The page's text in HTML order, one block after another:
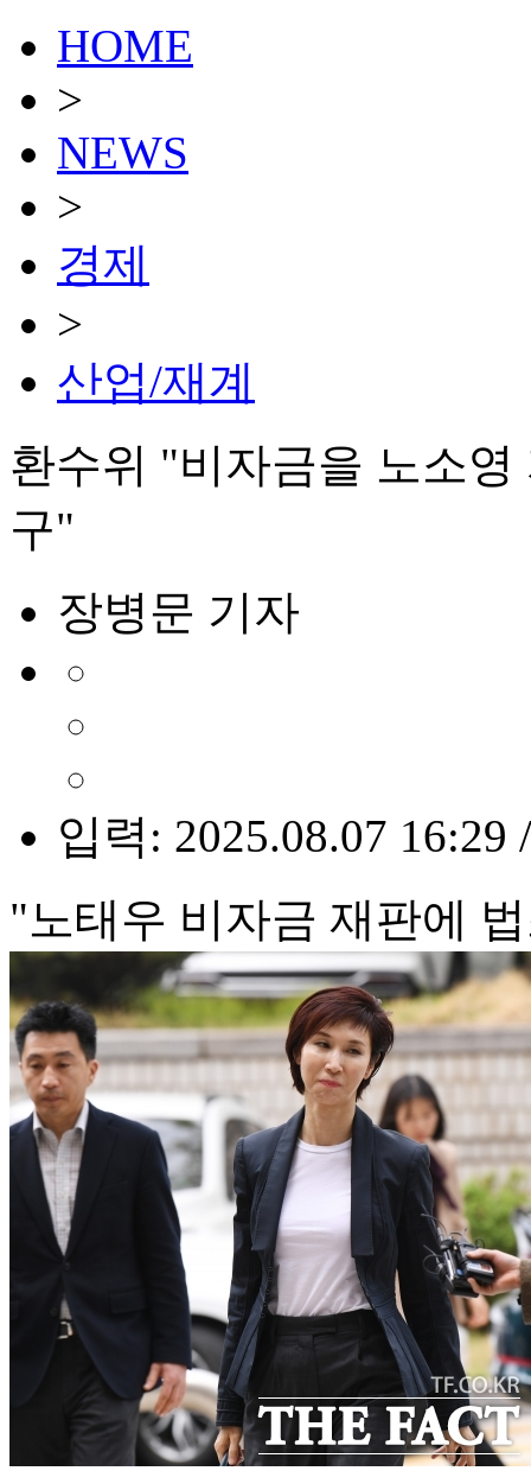
HOME
>
NEWS
>
경제
>
산업/재계
환수위 "비자금을 노소
구"
장병문 기자
입력: 2025.08.07 16:29
"노태우 비자금 재판에